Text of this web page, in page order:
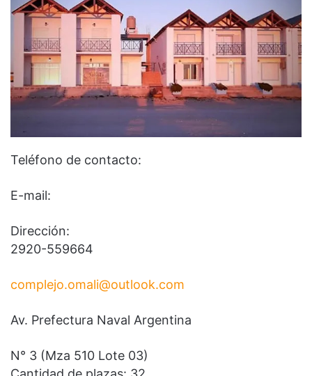
Teléfono de contacto:​
​E-mail:
Dirección:
2920-559664
complejo.omali@outlook.com
Av. Prefectura Naval Argentina
N° 3 (Mza 510 Lote 03)